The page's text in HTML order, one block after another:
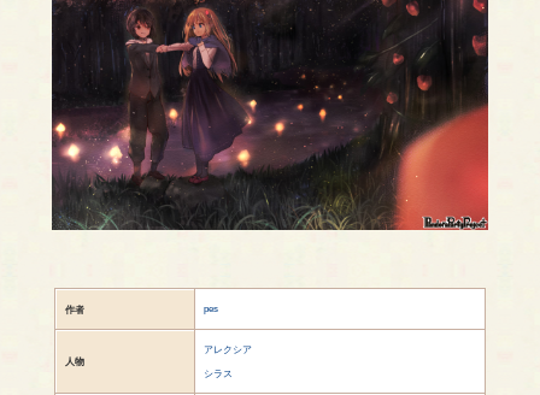
作者 pes
人物
アレクシア
シラス